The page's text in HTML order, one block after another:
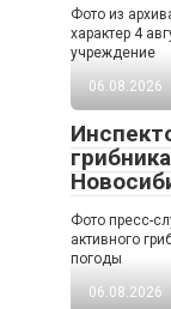
Фото из
характер 4
учреждение
06.08.2026
Фото пресс-
активного
погоды
06.08.2026